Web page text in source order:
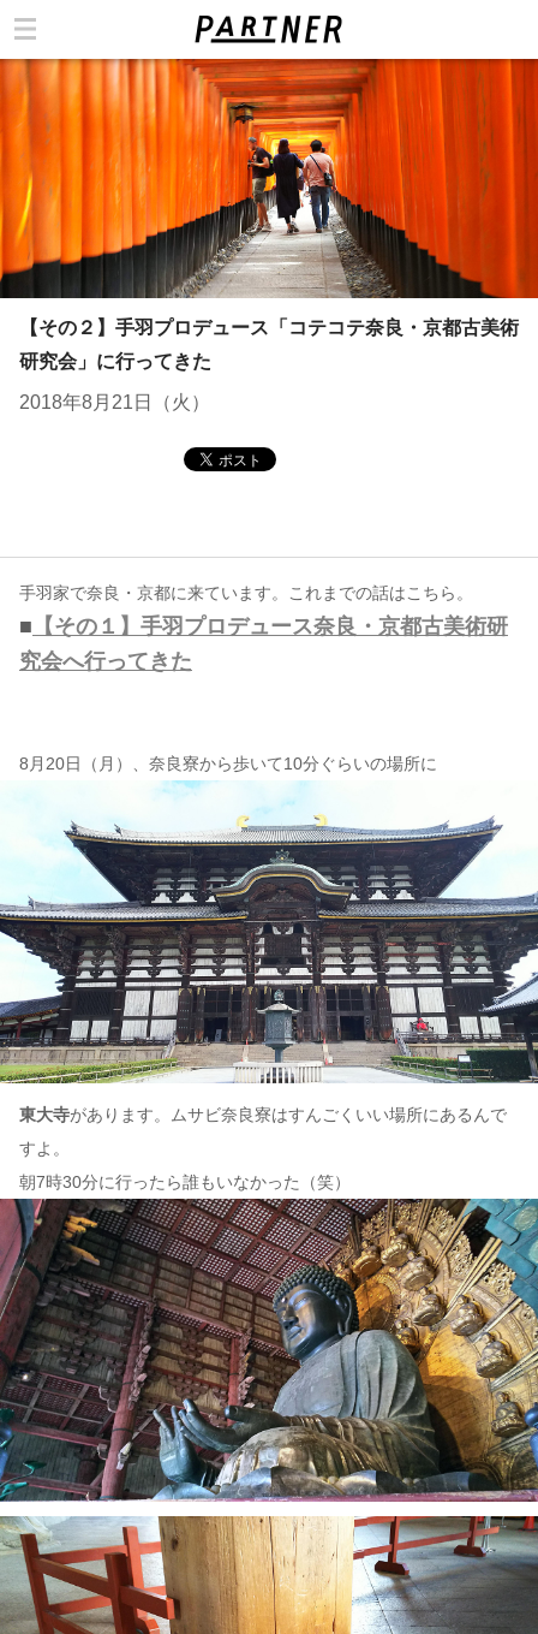
【その２】手羽プロデュース「コテコテ奈良・京都古美術
研究会」に行ってきた
2018年8月21日（火）
手羽家で奈良・京都に来ています。これまでの話はこちら。
■ 【その１】手羽プロデュース奈良・京都古美術研
究会へ行ってきた
8月20日（月）、奈良寮から歩いて10分ぐらいの場所に
東大寺があります。ムサビ奈良寮はすんごくいい場所にあるんで
すよ。
朝7時30分に行ったら誰もいなかった（笑）
コンテンツ
このサイトについて
運営会社